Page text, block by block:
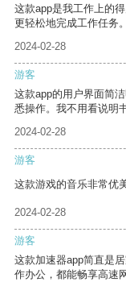
这款app是我工作上的
更轻松地完成工作任务。
2024-02-28
游客
这款app的用户界面简
悉操作。我不用看说明
2024-02-28
游客
这款游戏的音乐非常优
2024-02-28
游客
这款加速器app简直是
作办公，都能畅享高速